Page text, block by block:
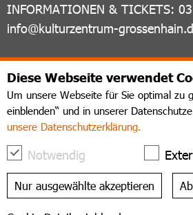
Diese Webseite verwendet
Um unsere Webseite für Sie optimal zu
einblenden“ und in unserer
unsere Datenschutzerklärung.
Notwendig
Nur ausgewählte akzeptieren
INFORMATIONEN & TICKETS:
info@kulturzentrum-
FOLGE UNS